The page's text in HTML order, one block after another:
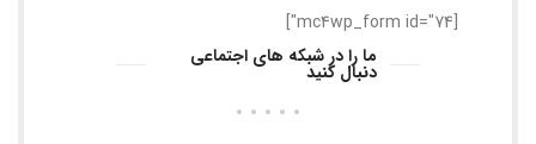
[mc4wp_form id="74"]
ما را در شبکه های اجتماعی
دنبال کنید